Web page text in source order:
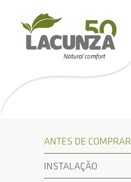
ANTES DE COMPRAR
INSTALAÇÃO